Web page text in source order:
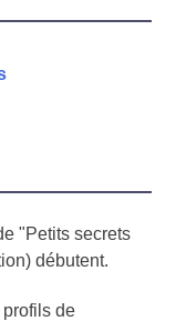
"Petits secrets
débutent.
de